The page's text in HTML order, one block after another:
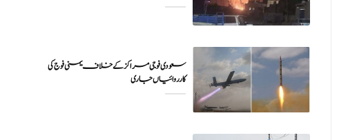
سعودی فوجی مراکز کے خلاف یمنی فوج کی